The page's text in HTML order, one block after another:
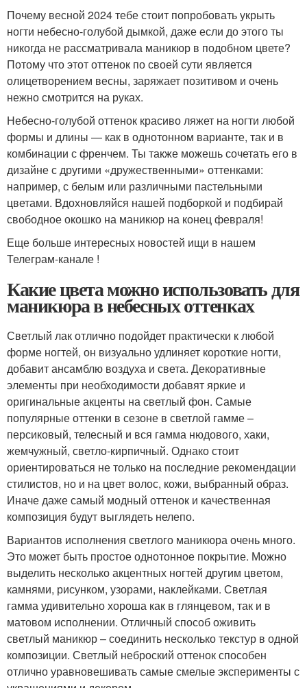
Почему весной 2024 тебе стоит попробовать укрыть
ногти небесно-голубой дымкой, даже если до этого ты
никогда не рассматривала маникюр в подобном цвете?
Потому что этот оттенок по своей сути является
олицетворением весны, заряжает позитивом и очень
нежно смотрится на руках.
Небесно-голубой оттенок красиво ляжет на ногти любой
формы и длины — как в однотонном варианте, так и в
комбинации с френчем. Ты также можешь сочетать его в
дизайне с другими «дружественными» оттенками:
например, с белым или различными пастельными
цветами. Вдохновляйся нашей подборкой и подбирай
свободное окошко на маникюр на конец февраля!
Еще больше интересных новостей ищи в нашем
Телеграм-канале !
Какие цвета можно использовать для
маникюра в небесных оттенках
Светлый лак отлично подойдет практически к любой
форме ногтей, он визуально удлиняет короткие ногти,
добавит ансамблю воздуха и света. Декоративные
элементы при необходимости добавят яркие и
оригинальные акценты на светлый фон. Самые
популярные оттенки в сезоне в светлой гамме –
персиковый, телесный и вся гамма нюдового, хаки,
жемчужный, светло-кирпичный. Однако стоит
ориентироваться не только на последние рекомендации
стилистов, но и на цвет волос, кожи, выбранный образ.
Иначе даже самый модный оттенок и качественная
композиция будут выглядеть нелепо.
Вариантов исполнения светлого маникюра очень много.
Это может быть простое однотонное покрытие. Можно
выделить несколько акцентных ногтей другим цветом,
камнями, рисунком, узорами, наклейками. Светлая
гамма удивительно хороша как в глянцевом, так и в
матовом исполнении. Отличный способ оживить
светлый маникюр – соединить несколько текстур в одной
композиции. Светлый неброский оттенок способен
отлично уравновешивать самые смелые эксперименты с